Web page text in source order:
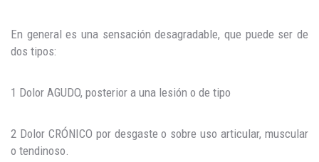
En general es una sensación desagradable, que puede ser de
dos tipos:
1 Dolor AGUDO, posterior a una lesión o de tipo
2 Dolor CRÓNICO por desgaste o sobre uso articular, muscular
o tendinoso.